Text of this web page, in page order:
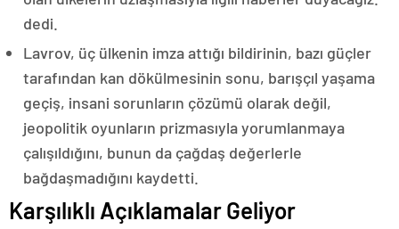
dedi.
Lavrov, üç ülkenin imza attığı bildirinin, bazı güçler
tarafından kan dökülmesinin sonu, barışçıl yaşama
geçiş, insani sorunların çözümü olarak değil,
jeopolitik oyunların prizmasıyla yorumlanmaya
çalışıldığını, bunun da çağdaş değerlerle
bağdaşmadığını kaydetti.
Karşılıklı Açıklamalar Geliyor